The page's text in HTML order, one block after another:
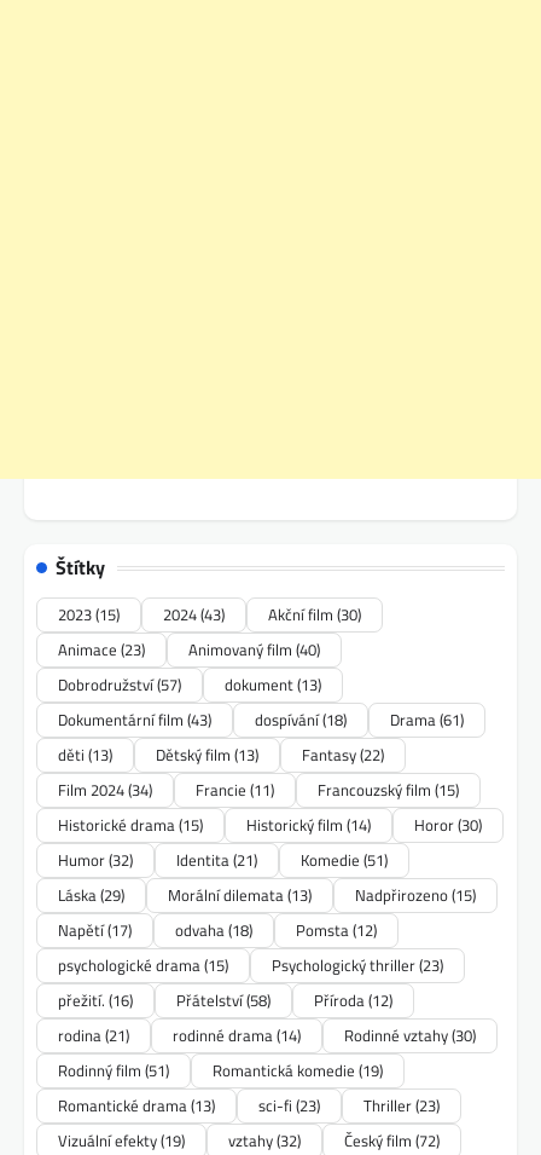
Štítky
2023(15) 2024(43) Akční film (30)
Animace (23) Animovaný film (40)
Dobrodružství(57) dokument(13)
Dokumentární film (43) dospívání(18) Drama(61)
děti (13) Dětský film (13) Fantasy(22)
Film 2024(34) Francie (11) Francouzský film (15)
Historické drama(15) Historický film (14) Horor(30)
Humor(32) Identita(21) Komedie (51)
Láska(29) Morální dilemata(13) Nadpřirozeno(15)
Napětí(17) odvaha(18) Pomsta(12)
psychologické drama(15) Psychologický thriller(23)
přežití. (16) Přátelství(58) Příroda(12)
rodina(21) rodinné drama(14) Rodinné vztahy(30)
Rodinný film (51) Romantická komedie (19)
Romantické drama(13) sci-fi (23) Thriller(23)
Vizuální efekty(19) vztahy(32) Český film (72)